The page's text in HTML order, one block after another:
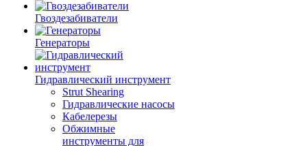
Гвоздезабиватели
Генераторы
Гидравлический инструмент
Strut Shearing
Гидравлические насосы
Кабелерезы
Обжимные
инструменты для